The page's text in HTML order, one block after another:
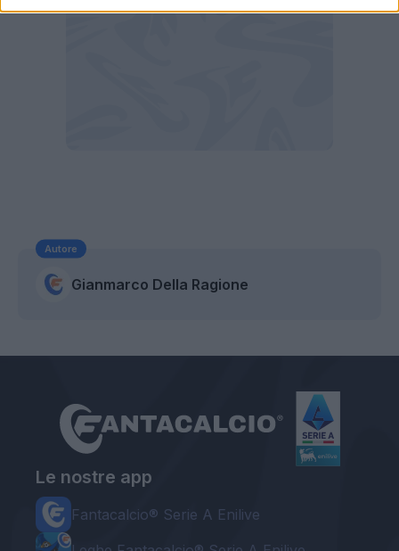
Autore
Gianmarco Della Ragione
Le nostre app
Fantacalcio® Serie A Enilive